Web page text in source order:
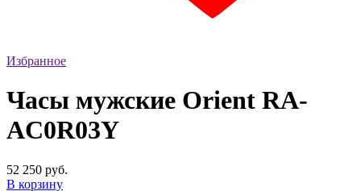
Избранное
Часы мужские Orient RA-
AC0R03Y
52 250 руб.
В корзину